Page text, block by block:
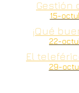
Gestión
15-
¡Qué
22-
El
29-